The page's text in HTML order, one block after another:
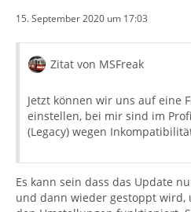
15. September 2020 um 17:03
Zitat von MSFreak
Jetzt können wir uns auf eine
einstellen, bei mir sind im
(Legacy) wegen
Es kann sein dass das Update
und dann wieder gestoppt wird,